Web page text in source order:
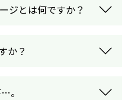
ジとは何ですか？
か？
。